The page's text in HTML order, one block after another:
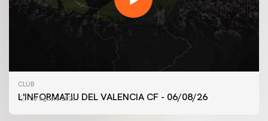
CLUB
L'INFORMATIU DEL VALENCIA CF - 06/08/26
06 agosto 2026
PRIMER EQUIPO
ENTRENAMIENTO DEL VALENCIA CF 6/8/2026